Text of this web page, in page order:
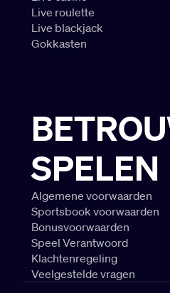
Live roulette
Live blackjack
Gokkasten
SPELEN
Algemene voorwaarden
Sportsbook voorwaarden
Bonusvoorwaarden
Speel Verantwoord
Klachtenregeling
Veelgestelde vragen